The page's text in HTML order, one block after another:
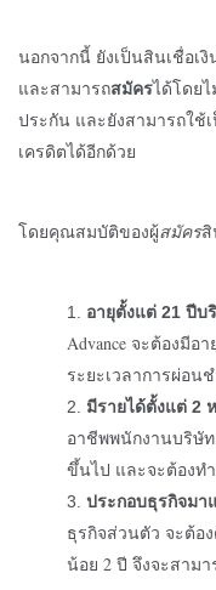
นอกจากนี้ ยังเป็นสินเชื่อเ
และสามารถสมัครได้โดย
ประกัน และยังสามารถใช้
เครดิตได้อีกด้วย
โดยคุณสมบัติของผู้สมัครสิ
อายุตั้งแต่ 21 ปี
Advance จะต้องมี
ระยะเวลาการผ่อน
มีรายได้ตั้งแต่ 2
อาชีพพนักงานบริษั
ขึ้นไป และจะต้องท
ประกอบธุรกิจมา
ธุรกิจส่วนตัว จะต้อ
น้อย 2 ปี จึงจะสามา